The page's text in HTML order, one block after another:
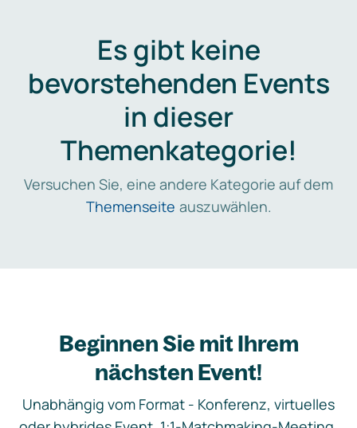
Es gibt keine
bevorstehenden Events
in dieser
Themenkategorie!
Versuchen Sie, eine andere Kategorie auf dem
Themenseite auszuwählen.
Beginnen Sie mit Ihrem
nächsten Event!
Unabhängig vom Format - Konferenz, virtuelles